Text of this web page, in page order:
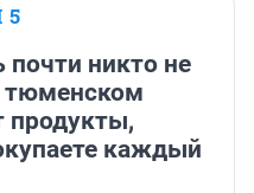
5
почти никто не
тюменском
продукты,
каждый